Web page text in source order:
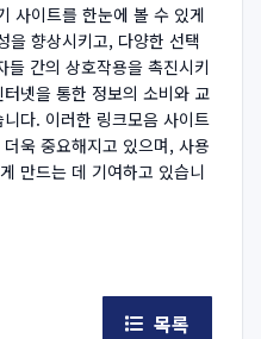
사이트를 한눈에 볼 수 있게
을 향상시키고, 다양한 선택
간의 상호작용을 촉진시키
넷을 통한 정보의 소비와 교
다. 이러한 링크모음 사이트
욱 중요해지고 있으며, 사용
만드는 데 기여하고 있습니
목록